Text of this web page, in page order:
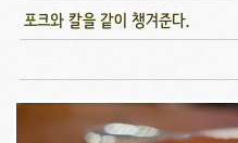
포크와 칼을 같이 챙겨준다.